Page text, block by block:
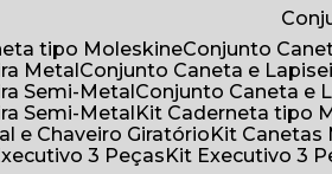
tipo Moleskine
Conjunto
Metal
Conjunto Caneta e
Semi-Metal
Conjunto Caneta e
Semi-Metal
Kit Caderneta tipo
e Chaveiro Giratório
Kit
3 Peças Kit Executivo 3